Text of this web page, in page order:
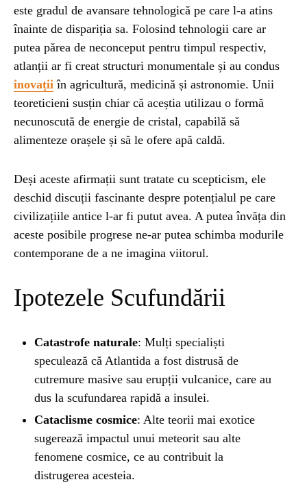
este gradul de avansare tehnologică pe care l-a atins
înainte de dispariția sa. Folosind tehnologii care ar
putea părea de neconceput pentru timpul respectiv,
atlanții ar fi creat structuri monumentale și au condus
inovații în agricultură, medicină și astronomie. Unii
teoreticieni susțin chiar că aceștia utilizau o formă
necunoscută de energie de cristal, capabilă să
alimenteze orașele și să le ofere apă caldă.
Deși aceste afirmații sunt tratate cu scepticism, ele
deschid discuții fascinante despre potențialul pe care
civilizațiile antice l-ar fi putut avea. A putea învăța din
aceste posibile progrese ne-ar putea schimba modurile
contemporane de a ne imagina viitorul.
Ipotezele Scufundării
Catastrofe naturale: Mulți specialiști
speculează că Atlantida a fost distrusă de
cutremure masive sau erupții vulcanice, care au
dus la scufundarea rapidă a insulei.
Cataclisme cosmice: Alte teorii mai exotice
sugerează impactul unui meteorit sau alte
fenomene cosmice, ce au contribuit la
distrugerea acesteia.